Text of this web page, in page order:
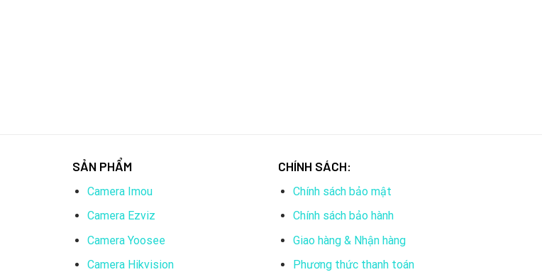
SẢN PHẨM
Camera Imou
Camera Ezviz
Camera Yoosee
Camera Hikvision
CHÍNH SÁCH:
Chính sách bảo mật
Chính sách bảo hành
Giao hàng & Nhận hàng
Phương thức thanh toán